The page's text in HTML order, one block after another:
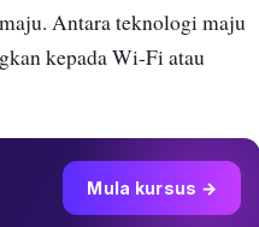
Antara teknologi maju
kepada Wi-Fi atau
Mula kursus →